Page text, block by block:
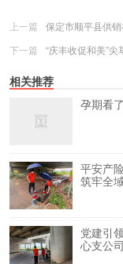
上一篇
保定市顺平县供
下一篇
“庆丰收促和美”
相关推荐
孕期看
平安产
筑牢全
党建引
心支公